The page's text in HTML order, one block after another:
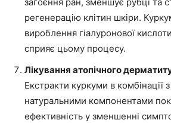
загоєння ран, зменшує рубці та
регенерацію клітин шкіри.
вироблення гіалуронової
сприяє цьому процесу.
Лікування атопічного
Екстракти куркуми в комбінації
натуральними компонентами
ефективність у зменшенні